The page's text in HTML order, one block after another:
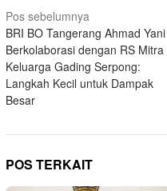
Navigasi
pos
Pos sebelumnya
BRI BO Tangerang Ahmad Yani
Berkolaborasi dengan RS Mitra
Keluarga Gading Serpong:
Langkah Kecil untuk Dampak
Besar
POS TERKAIT